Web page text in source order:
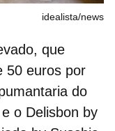
idealista/news
que
50 euros por
do
o Delisbon by